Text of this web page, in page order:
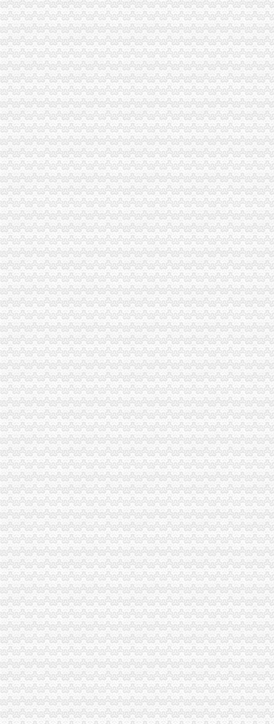
公司注册 免费公司注册 中字头公司注册 工商注册_企业科_
我公司即日起免费注册公司,重要,免费郑州公司注册今题网
【免费公司注册,提供地址,代理记账会计100元起】-青秀新竹易登网
【免费公司注册记账报税】0元只收工本费微微企服-中国产品网
【苏州沧浪区免费注册公司工商注册一站式】-苏州平江易登网
免费注册公司,代理记账,无地址注册,公司转让【今日推荐网-郑州
【深圳免费公司注册不用资金不用地址直接注册】-公司注册-东莞赶集网
免费公司注册、企业变更、年检、财税咨询、会计代理等-盐城58同城
免费注册公司99元代理记账【今日推荐网-武汉工商/税务/财务】
免费注册公司税务登记_西宁城西区工商注册_西宁去114网
【郑州正雪财务咨询有限公司_免费公司注册专业一站式财税服务】-
【免费注册公司7天出证送400电话_免费注册公司7天出证送400电话
免费注册公司、代理记账、专业高效可靠、万家企业选择-江门58同城
青岛公司注册|青岛外贸公司注册|青岛工商注册代理|青岛市北区免费
免费公司注册、提供地址、青岛四方区公司注册办照-青青岛社区
开封专业代理注册公司,免费注册公司,代理记账-开封58同城
免费注册公司免费注册公司免费工商注册代理记账-广州58同城
免费注册公司,免费提供地址,选择海纳,选择专业-杭州58同城
微智云—互联网+财税服务领跑者
【免费公司注册、专业记账报税、资质办理、出口退税】-兰山兰山易
专业年检不过免费注册公司公司办更-北京58同城
【株洲免费公司注册_免费代办公司注册！！！】-公司注册-株洲赶集网
免费注册公司是真的啦不信你试试【今日推荐网-广州工商/税务/财务】
深圳公司注册,深圳代理公司注册,深圳龙华民公司注册2017新政
免费注册公司送做账供真实注册地址卖票公司勿扰-东莞58同城
免费注册公司、免费申请一般纳税人、代理记账有优惠-福州58同城
免费注册公司,代理记账,工商变更。倒票勿扰谢谢-合肥58同城
【广州免费注册公司无地址注册公司欢迎来电】-埔埔易登网
【免费注册公司注册商标】-义乌北苑易登网
提供地址,免费注册公司,记账99元起-济南58同城
【广州市祥佳财务咨询有限公司_《工商注册价》免费注册公司；入
龙南免费公司注册,龙南代理记账,龙南变更注销-赣州58同城
免费注册公司-标网-创业小鸟
免费注册公司,专业代理记账-济宁58同城
注册公司（免费）代理行业老公司会员6年,信誉保证-蚌埠58同城
代理记账免费公司注册-临沂58同城
聊城免费注册公司、代理记账、工商注册,财税咨询-聊城58同城
【免费公司注册、超低价记账代理、增资、验资】-青山湖京东易登网
上海注册公司_注册上海公司_上海公司注册_注册公司-免费注册公司
公司注册；免费公司注册；中字头公司注册；工商注册北京工商年检
杭州专项审批：免费注册公司免费注册公司快7天-杭州爱问分类
免费注册公司,税务咨询-江门58同城
费注册公司免费注册五证合一免费注册公司代理记账有优惠-其他商
【地宝网】免费公司注册来了_咨询代办顾问
世纪佳缘网：国内领先的在线恋网站,免费注册马上寻缘